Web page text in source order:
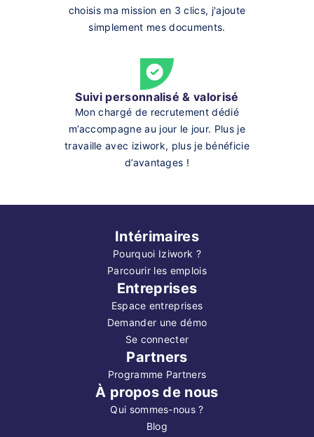
choisis ma mission en 3 clics, j'ajoute
simplement mes documents.
Suivi personnalisé & valorisé
Mon chargé de recrutement dédié
m’accompagne au jour le jour. Plus je
travaille avec iziwork, plus je bénéficie
d’avantages !
Intérimaires
Pourquoi Iziwork ?
Parcourir les emplois
Entreprises
Espace entreprises
Demander une démo
Se connecter
Partners
Programme Partners
À propos de nous
Qui sommes-nous ?
Blog